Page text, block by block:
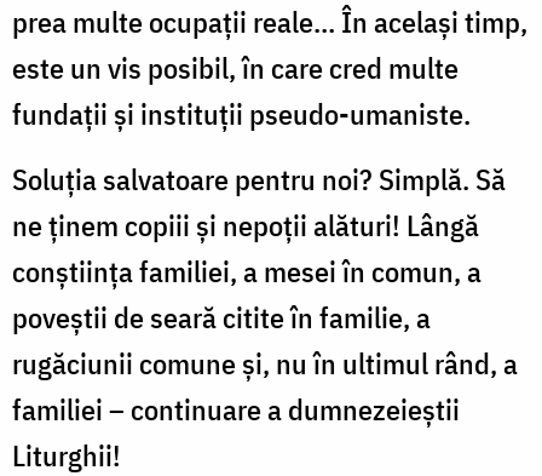
prea multe ocupații reale… În același timp,
este un vis posibil, în care cred multe
fundații și instituții pseudo-umaniste.
Soluția salvatoare pentru noi? Simplă. Să
ne ținem copiii și nepoții alături! Lângă
conștiința familiei, a mesei în comun, a
poveștii de seară citite în familie, a
rugăciunii comune și, nu în ultimul rând, a
familiei – continuare a dumnezeieștii
Liturghii!